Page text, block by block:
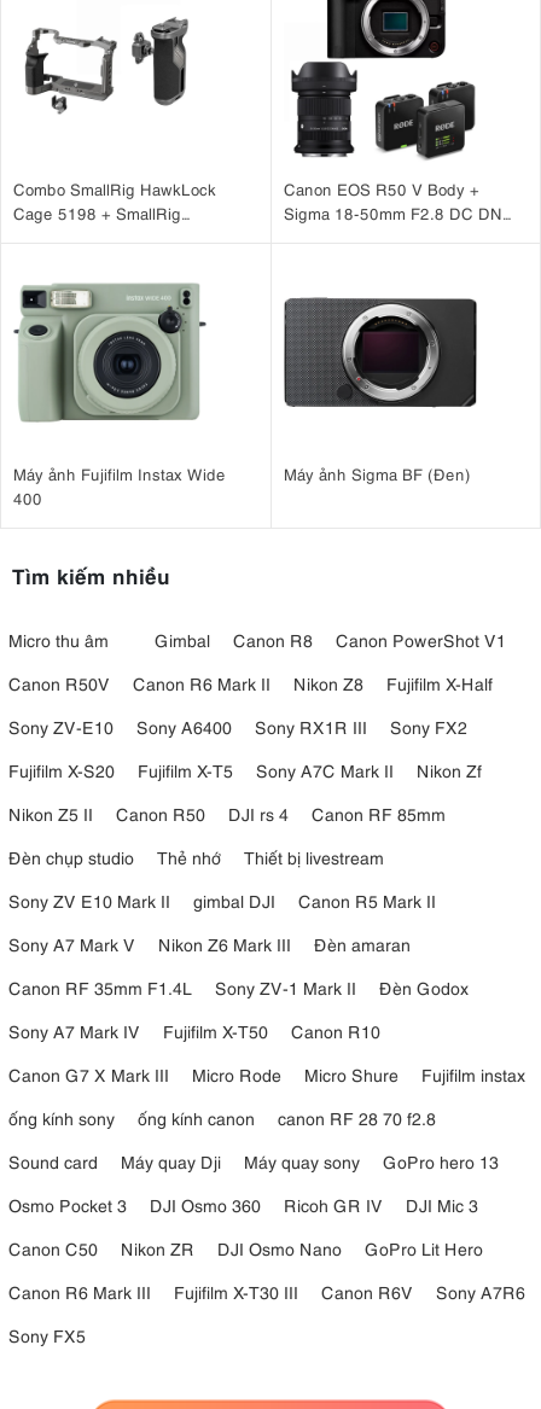
Combo SmallRig HawkLock
Cage 5198 + SmallRig
Canon EOS R50 V Body +
Sigma 18-50mm F2.8 DC DN
Máy ảnh Fujifilm Instax Wide
400
Máy ảnh Sigma BF (Đen)
Tìm kiếm nhiều
Micro thu âm Gimbal Canon R8
Canon PowerShot V1
Canon R50V
Canon R6 Mark II Nikon Z8
Fujifilm X-Half
Sony ZV-E10
Sony A6400 Sony RX1R III
Sony FX2
Fujifilm X-S20
Fujifilm X-T5 Sony A7C Mark II
Nikon Zf
Nikon Z5 II
Canon R50 DJI rs 4
Canon RF 85mm
Đèn chụp studio
Thẻ nhớ
Thiết bị livestream
Sony ZV E10 Mark II
gimbal DJI
Canon R5 Mark II
Sony A7 Mark V
Nikon Z6 Mark III
Đèn amaran
Canon RF 35mm F1.4L
Sony ZV-1 Mark II
Đèn Godox
Sony A7 Mark IV
Fujifilm X-T50
Canon R10
Canon G7 X Mark III
Micro Rode Micro Shure
Fujifilm instax
ống kính sony
ống kính canon
canon RF 28 70 f2.8
Sound card
Máy quay Dji Máy quay sony
GoPro hero 13
Osmo Pocket 3
DJI Osmo 360 Ricoh GR IV
DJI Mic 3
Canon C50
Nikon ZR DJI Osmo Nano
GoPro Lit Hero
Canon R6 Mark III
Fujifilm X-T30 III Canon R6V
Sony A7R6
Sony FX5